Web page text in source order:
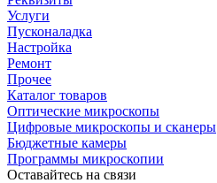
Услуги
Пусконаладка
Настройка
Ремонт
Прочее
Каталог товаров
Оптические микроскопы
Цифровые микроскопы и сканеры
Бюджетные камеры
Программы микроскопии
Оставайтесь на связи